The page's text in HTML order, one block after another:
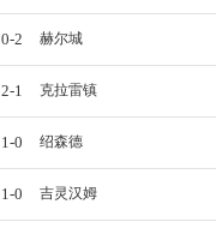
0-2 赫尔城
2-1 克拉雷镇
1-0 绍森德
1-0 吉灵汉姆